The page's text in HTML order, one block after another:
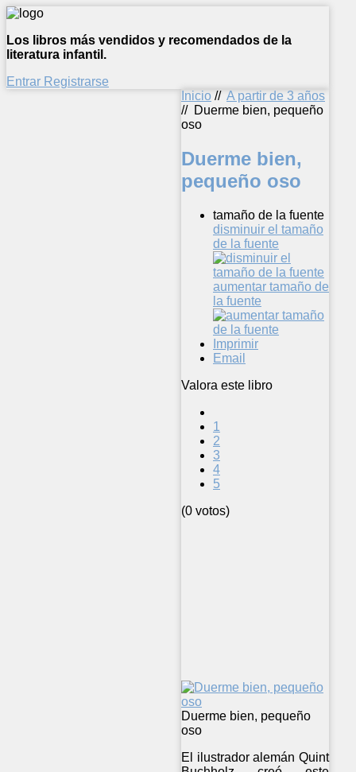
Los libros más vendidos y recomendados de la
literatura infantil.
Entrar Registrarse
Inicio // A partir de 3 años
// Duerme bien, pequeño
oso
Duerme bien,
pequeño oso
tamaño de la fuente
disminuir el tamaño
de la fuente
aumentar tamaño de
la fuente
Imprimir
Email
Valora este libro
1
2
3
4
5
(0 votos)
Duerme bien, pequeño
oso
El ilustrador alemán Quint